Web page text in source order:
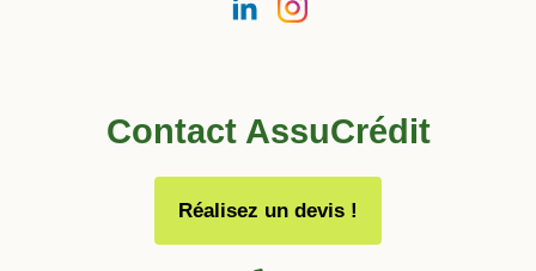
Contact AssuCrédit
Réalisez un devis !